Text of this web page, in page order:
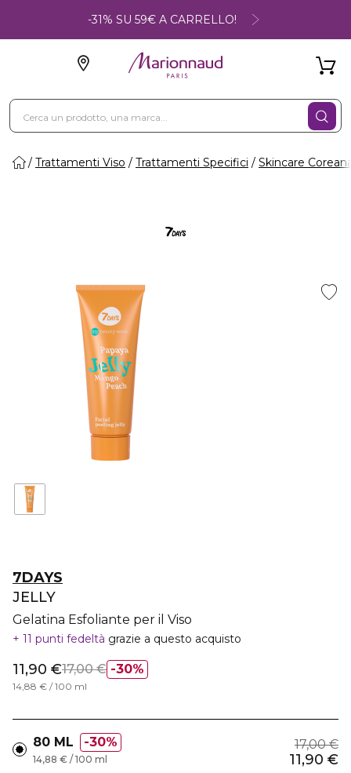
-31% SU 59€ A CARRELLO!
Trattamenti Viso Trattamenti Specifici Skincare
7DAYS
JELLY
Gelatina Esfoliante per il Viso
11 punti fedeltà grazie a questo acquisto
30%
11,90 €17,00 €
14,88 € / 100 ml
80 ML 30% 17,00 €
11,90 €
14,88 € / 100 ml